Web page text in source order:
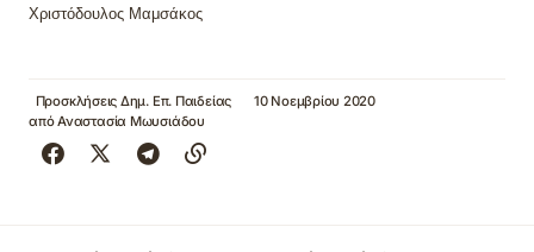
Χριστόδουλος Μαμσάκος
Προσκλήσεις Δημ. Επ. Παιδείας
10 Νοεμβρίου 2020
απόΑναστασία Μωυσιάδου